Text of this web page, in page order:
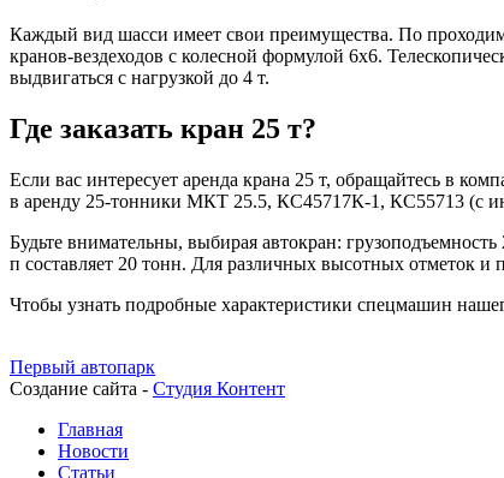
Каждый вид шасси имеет свои преимущества. По
кранов-вездеходов с колесной формулой 6х6.
выдвигаться с нагрузкой до 4 т.
Где заказать кран 25 т?
Если вас интересует аренда крана 25 т, обращайтесь в
в аренду 25-тонники МКТ 25.5, КС45717К-1, КС55713 (с
Будьте внимательны, выбирая автокран:
п составляет 20 тонн. Для различных высотных отметок и
Чтобы узнать подробные характеристики спецмашин
Первый автопарк
Создание сайта - Студия Контент
Главная
Новости
Статьи